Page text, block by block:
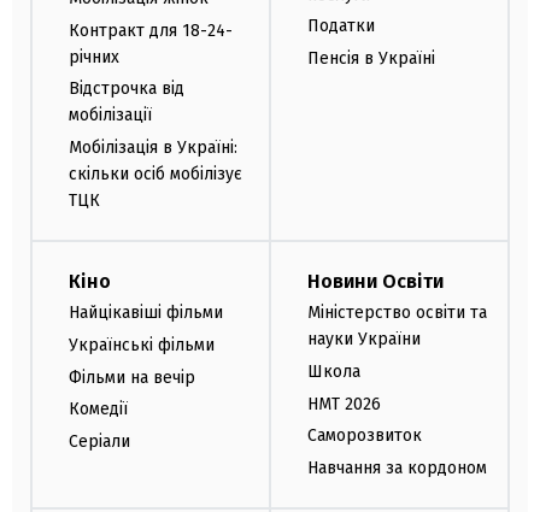
Контракт для 18-24-
річних
Відстрочка від
мобілізації
Мобілізація в Україні:
скільки осіб мобілізує
ТЦК
Податки
Пенсія в Україні
Кіно
Найцікавіші фільми
Українські фільми
Фільми на вечір
Комедії
Серіали
Новини Освіти
Міністерство освіти та
науки України
Школа
НМТ 2026
Саморозвиток
Навчання за кордоном